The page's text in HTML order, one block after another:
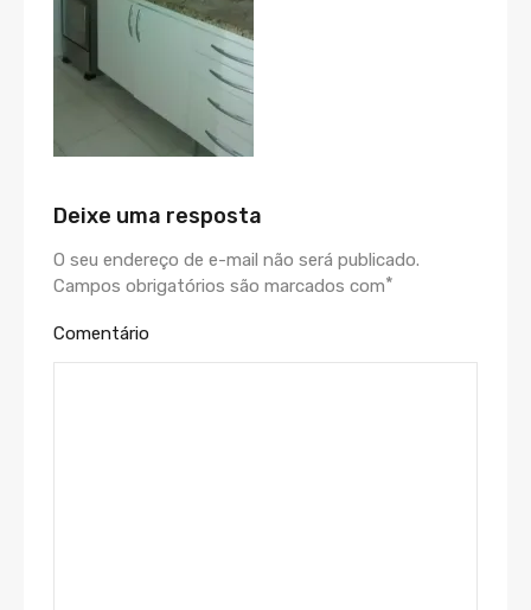
Deixe uma resposta
O seu endereço de e-mail não será publicado.
Campos obrigatórios são marcados com*
Comentário